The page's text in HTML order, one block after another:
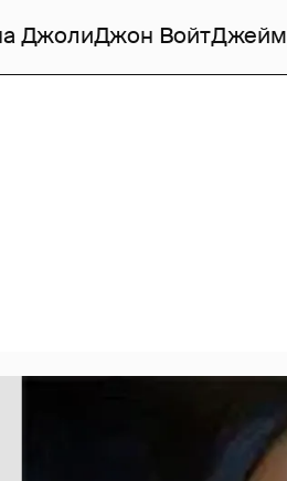
ДжолиДжон Войт